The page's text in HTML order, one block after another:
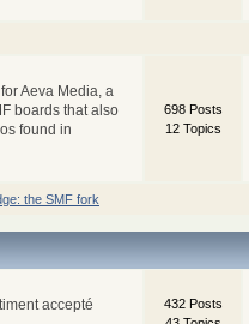
Aeva Media, a
boards that also
found in
698 Posts
12 Topics
the SMF fork
accepté
432 Posts